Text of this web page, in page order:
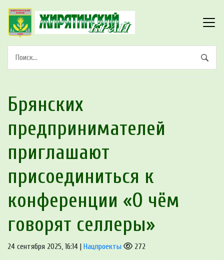
Брянских
предпринимателей
приглашают
присоединиться к
конференции «О чём
говорят селлеры»
24 сентября 2025, 16:14 | Нацпроекты 272